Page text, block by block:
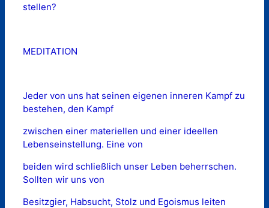
stellen?
MEDITATION
Jeder von uns hat seinen eigenen inneren Kampf zu
bestehen, den Kampf
zwischen einer materiellen und einer ideellen
Lebenseinstellung. Eine von
beiden wird schließlich unser Leben beherrschen.
Sollten wir uns von
Besitzgier, Habsucht, Stolz und Egoismus leiten